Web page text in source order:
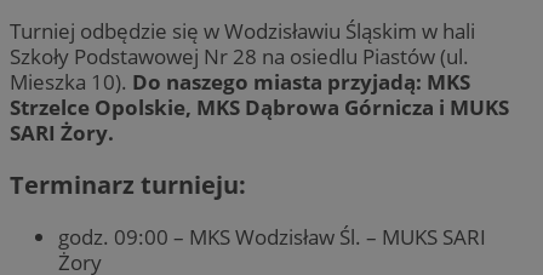
Turniej odbędzie się w Wodzisławiu Śląskim w hali
Szkoły Podstawowej Nr 28 na osiedlu Piastów (ul.
Mieszka 10). Do naszego miasta przyjadą: MKS
Strzelce Opolskie, MKS Dąbrowa Górnicza i MUKS
SARI Żory.
Terminarz turnieju:
godz. 09:00 – MKS Wodzisław Śl. – MUKS SARI
Żory